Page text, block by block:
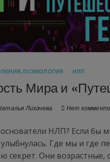
,ПСИХОЛОГИЯ НЛП
Мира и
Лихачева Нет
НЛП? Если бы
Где мы и где
секрет. Они возрастные,